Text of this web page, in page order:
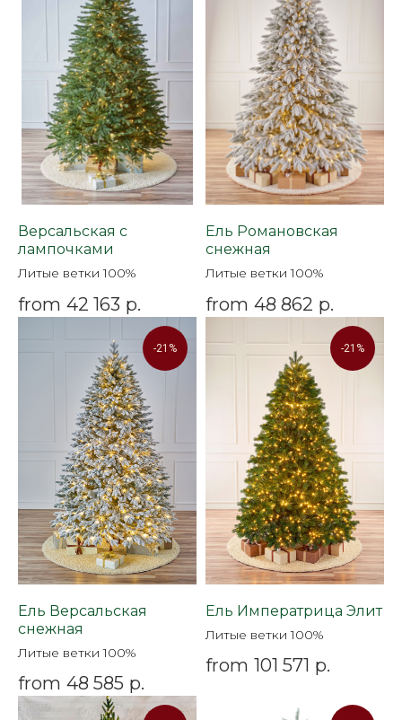
Версальская с
лампочками
Литые ветки 100%
from 42 163 р.
Ель Романовская
снежная
Литые ветки 100%
from 48 862 р.
-21%
Ель Версальская
снежная
Литые ветки 100%
from 48 585 р.
-21%
Ель Императрица Элит
Литые ветки 100%
from 101 571 р.